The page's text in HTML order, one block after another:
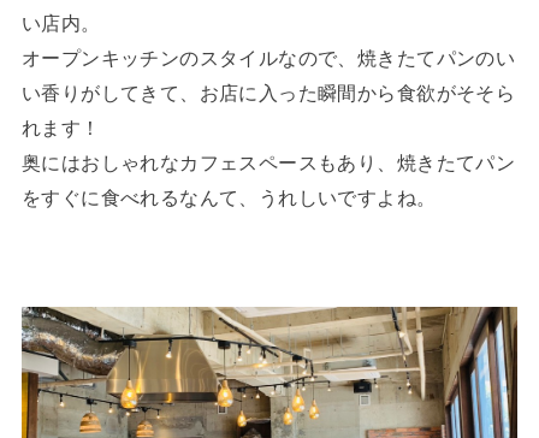
い店内。
オープンキッチンのスタイルなので、焼きたてパンのい
い香りがしてきて、お店に入った瞬間から食欲がそそら
れます！
奥にはおしゃれなカフェスペースもあり、焼きたてパン
をすぐに食べれるなんて、うれしいですよね。